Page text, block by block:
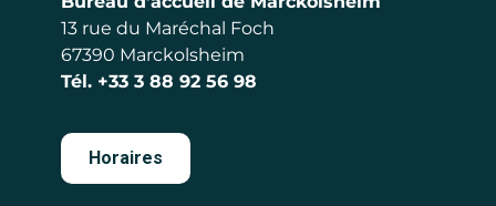
13 rue du Maréchal Foch
67390 Marckolsheim
Tél. +33 3 88 92 56 98
Horaires